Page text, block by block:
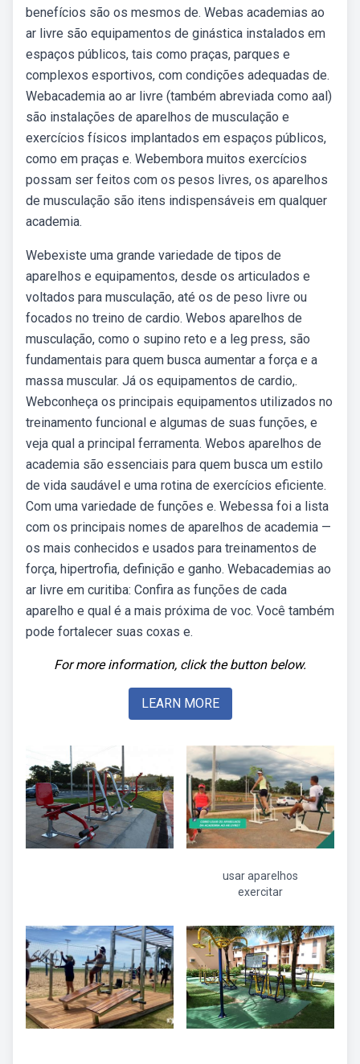
benefícios são os mesmos de. Webas academias ao
ar livre são equipamentos de ginástica instalados em
espaços públicos, tais como praças, parques e
complexos esportivos, com condições adequadas de.
Webacademia ao ar livre (também abreviada como aal)
são instalações de aparelhos de musculação e
exercícios físicos implantados em espaços públicos,
como em praças e. Webembora muitos exercícios
possam ser feitos com os pesos livres, os aparelhos
de musculação são itens indispensáveis em qualquer
academia.
Webexiste uma grande variedade de tipos de
aparelhos e equipamentos, desde os articulados e
voltados para musculação, até os de peso livre ou
focados no treino de cardio. Webos aparelhos de
musculação, como o supino reto e a leg press, são
fundamentais para quem busca aumentar a força e a
massa muscular. Já os equipamentos de cardio,.
Webconheça os principais equipamentos utilizados no
treinamento funcional e algumas de suas funções, e
veja qual a principal ferramenta. Webos aparelhos de
academia são essenciais para quem busca um estilo
de vida saudável e uma rotina de exercícios eficiente.
Com uma variedade de funções e. Webessa foi a lista
com os principais nomes de aparelhos de academia —
os mais conhecidos e usados para treinamentos de
força, hipertrofia, definição e ganho. Webacademias ao
ar livre em curitiba: Confira as funções de cada
aparelho e qual é a mais próxima de voc. Você também
pode fortalecer suas coxas e.
For more information, click the button below.
LEARN MORE
usar aparelhos
exercitar